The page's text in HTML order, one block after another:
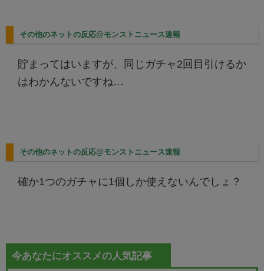
その他のネットの反応@モンストニュース速報
貯まってはいますが、同じガチャ2回目引けるか
はわかんないですね…
その他のネットの反応@モンストニュース速報
確か1つのガチャに1個しか使えないんでしょ？
今あなたにオススメの人気記事